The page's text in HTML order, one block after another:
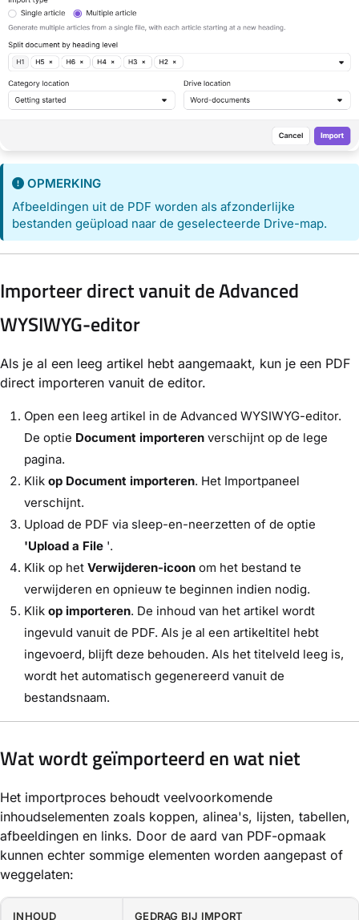
OPMERKING
Afbeeldingen uit de PDF worden als afzonderlijke
bestanden geüpload naar de geselecteerde Drive-map.
Importeer direct vanuit de Advanced
WYSIWYG-editor
Als je al een leeg artikel hebt aangemaakt, kun je een PDF
direct importeren vanuit de editor.
Open een leeg artikel in de Advanced WYSIWYG-editor.
De optie Document importeren verschijnt op de lege
pagina.
Klik op Document importeren. Het Importpaneel
verschijnt.
Upload de PDF via sleep-en-neerzetten of de optie
'Upload a File '.
Klik op het Verwijderen-icoon om het bestand te
verwijderen en opnieuw te beginnen indien nodig.
Klik op importeren. De inhoud van het artikel wordt
ingevuld vanuit de PDF. Als je al een artikeltitel hebt
ingevoerd, blijft deze behouden. Als het titelveld leeg is,
wordt het automatisch gegenereerd vanuit de
bestandsnaam.
Wat wordt geïmporteerd en wat niet
Het importproces behoudt veelvoorkomende
inhoudselementen zoals koppen, alinea's, lijsten, tabellen,
afbeeldingen en links. Door de aard van PDF-opmaak
kunnen echter sommige elementen worden aangepast of
weggelaten:
INHOUD GEDRAG BIJ IMPORT